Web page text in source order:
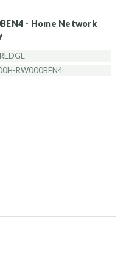
RW000BEN4